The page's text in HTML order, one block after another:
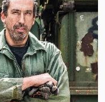
g/km, utslippsklasse:
antall seter:
, Byggeår:
cruise control,
sentral låsing,
tåkelys,